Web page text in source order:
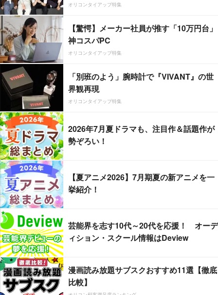
オリコンタイアップ特集
【驚愕】メーカー社員が推す「10万円台」
神コスパPC
オリコンタイアップ特集
「別班のよう」腕時計で『VIVANT』の世
界観再現
オリコンタイアップ特集
2026年7月夏ドラマも、注目作＆話題作が
勢ぞろい！
【夏アニメ2026】7月期夏の新アニメを一
挙紹介！
芸能界を志す10代～20代を応援！ オーデ
ィション・スクール情報はDeview
漫画読み放題サブスクおすすめ11選【徹底
比較】